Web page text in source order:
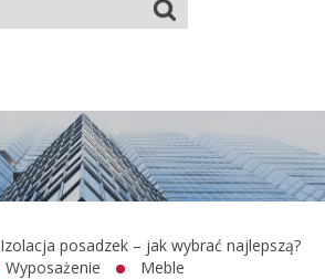
Izolacja posadzek – jak wybrać najlepszą?
Wyposażenie
Meble